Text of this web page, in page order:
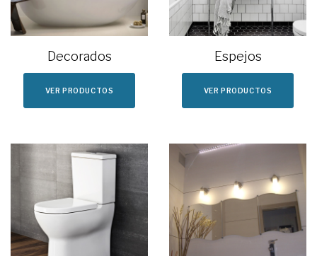
Decorados
VER PRODUCTOS
Espejos
VER PRODUCTOS